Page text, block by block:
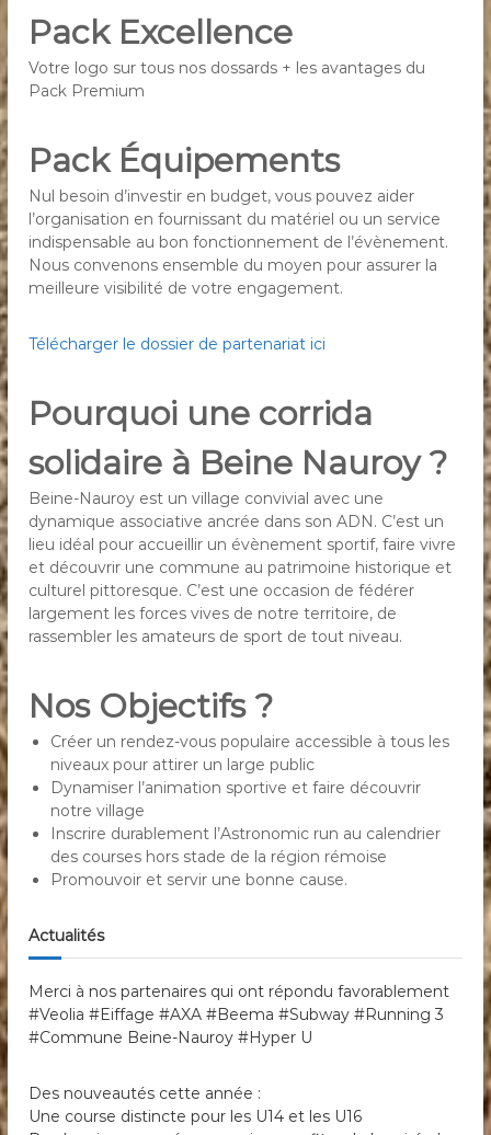
Pack Excellence
Votre logo sur tous nos dossards + les avantages du
Pack Premium
Pack Équipements
Nul besoin d’investir en budget, vous pouvez aider
l’organisation en fournissant du matériel ou un service
indispensable au bon fonctionnement de l’évènement.
Nous convenons ensemble du moyen pour assurer la
meilleure visibilité de votre engagement.
Télécharger le dossier de partenariat ici
Pourquoi une corrida
solidaire à Beine Nauroy ?
Beine-Nauroy est un village convivial avec une
dynamique associative ancrée dans son ADN. C’est un
lieu idéal pour accueillir un évènement sportif, faire vivre
et découvrir une commune au patrimoine historique et
culturel pittoresque. C’est une occasion de fédérer
largement les forces vives de notre territoire, de
rassembler les amateurs de sport de tout niveau.
Nos Objectifs ?
Créer un rendez-vous populaire accessible à tous les
niveaux pour attirer un large public
Dynamiser l’animation sportive et faire découvrir
notre village
Inscrire durablement l’Astronomic run au calendrier
des courses hors stade de la région rémoise
Promouvoir et servir une bonne cause.
Actualités
Merci à nos partenaires qui ont répondu favorablement
#Veolia #Eiffage #AXA #Beema #Subway #Running 3
#Commune Beine-Nauroy #Hyper U
Des nouveautés cette année :
Une course distincte pour les U14 et les U16